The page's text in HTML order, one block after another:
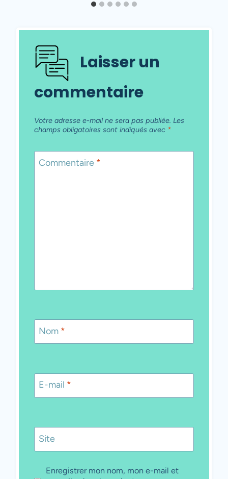
Laisser un
commentaire
Votre adresse e-mail ne sera pas publiée. Les
champs obligatoires sont indiqués avec *
Commentaire *
Nom *
E-mail *
Site
Enregistrer mon nom, mon e-mail et